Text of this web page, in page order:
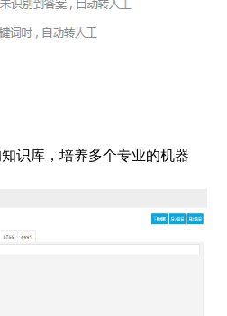
识库，培养多个专业的机器